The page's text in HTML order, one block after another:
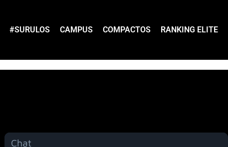
#SURULOS CAMPUS COMPACTOS RANKING ELITE
Chat